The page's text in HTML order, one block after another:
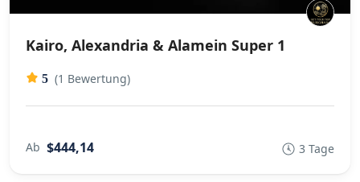
Kairo, Alexandria & Alamein Super 1
5 (1 Bewertung)
Ab $444,14 3 Tage